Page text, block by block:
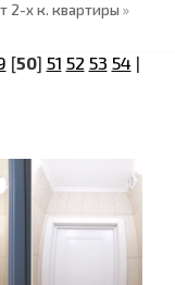
2-х к. квартиры »
[50] 51 52 53 54 |